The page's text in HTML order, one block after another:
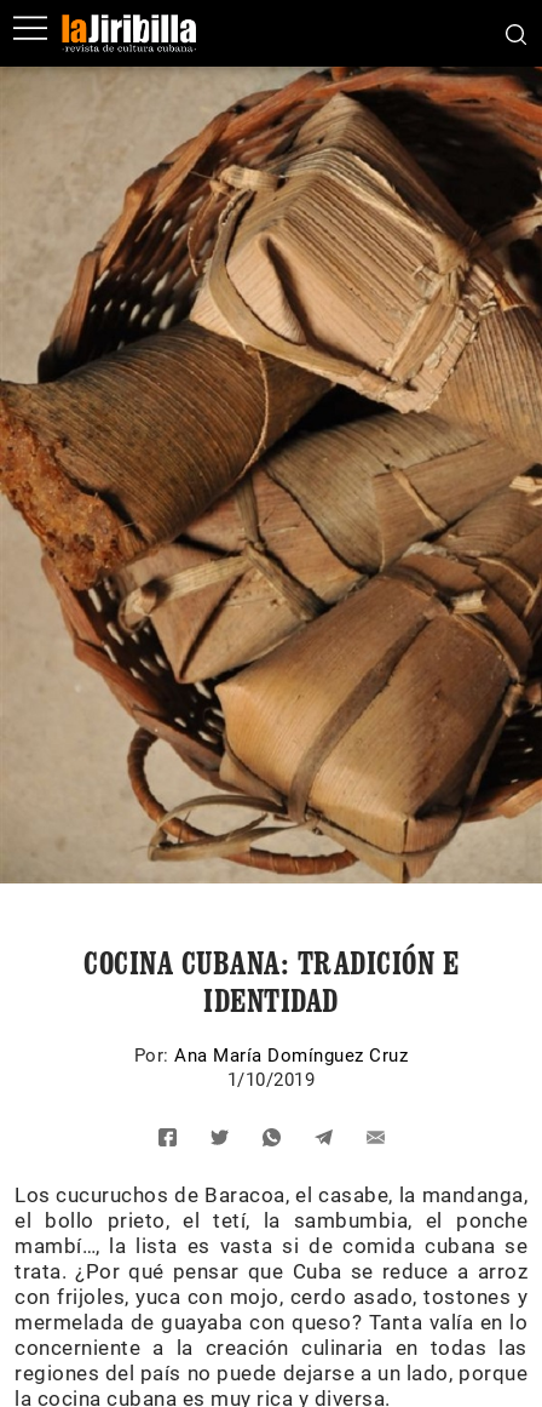
COCINA CUBANA: TRADICIÓN E
IDENTIDAD
Por:Ana María Domínguez Cruz
1/10/2019
Los cucuruchos de Baracoa, el casabe, la mandanga,
el bollo prieto, el tetí, la sambumbia, el ponche
mambí…, la lista es vasta si de comida cubana se
trata. ¿Por qué pensar que Cuba se reduce a arroz
con frijoles, yuca con mojo, cerdo asado, tostones y
mermelada de guayaba con queso? Tanta valía en lo
concerniente a la creación culinaria en todas las
regiones del país no puede dejarse a un lado, porque
la cocina cubana es muy rica y diversa.